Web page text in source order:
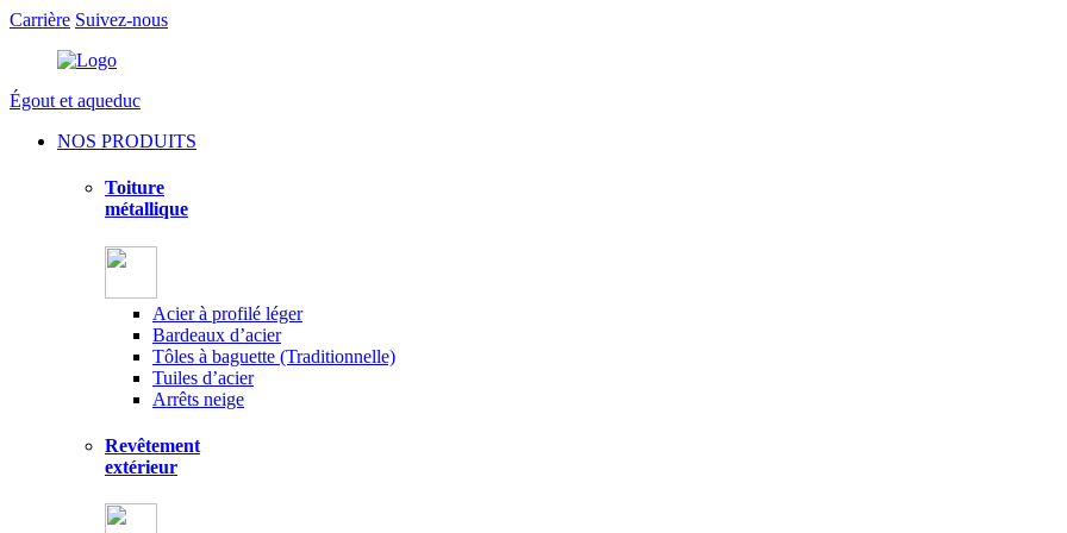
Carrière Suivez-nous
Égout et aqueduc
NOS PRODUITS
Toiture
métallique
Acier à profilé léger
Bardeaux d’acier
Tôles à baguette (Traditionnelle)
Tuiles d’acier
Arrêts neige
Revêtement
extérieur